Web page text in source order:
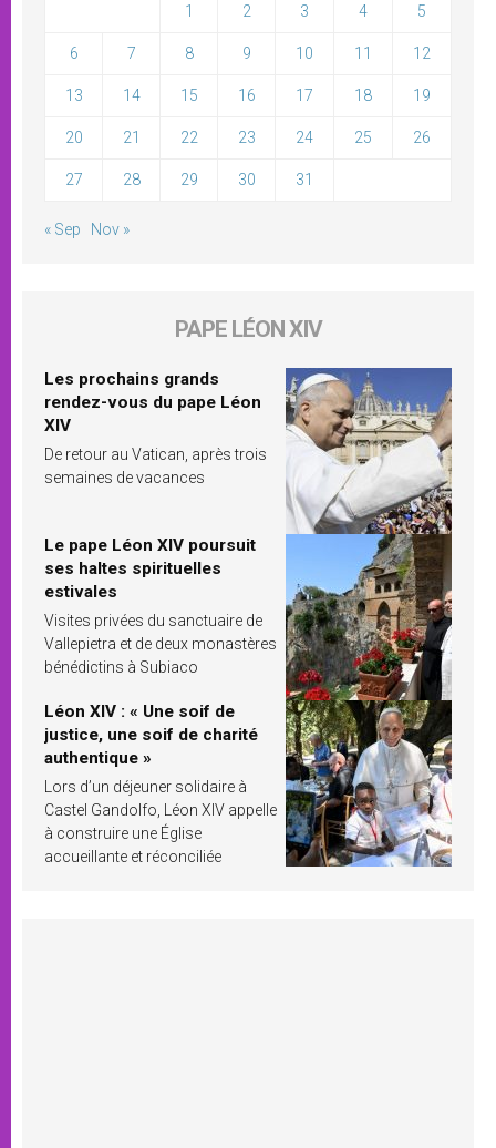
1 2 3 4 5
6 7 8 9 10 11 12
13 14 15 16 17 18 19
20 21 22 23 24 25 26
27 28 29 30 31
« Sep Nov »
PAPE LÉON XIV
Les prochains grands
rendez-vous du pape Léon
XIV
De retour au Vatican, après trois
semaines de vacances
Le pape Léon XIV poursuit
ses haltes spirituelles
estivales
Visites privées du sanctuaire de
Vallepietra et de deux monastères
bénédictins à Subiaco
Léon XIV : « Une soif de
justice, une soif de charité
authentique »
Lors d’un déjeuner solidaire à
Castel Gandolfo, Léon XIV appelle
à construire une Église
accueillante et réconciliée